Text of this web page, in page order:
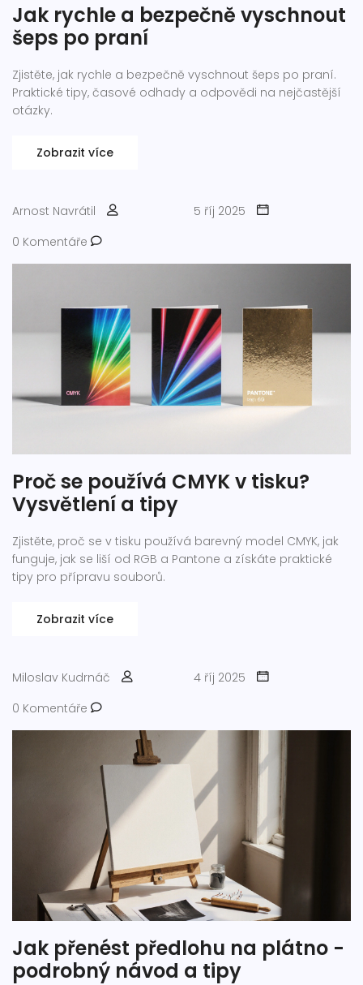
Jak rychle a bezpečně vyschnout
šeps po praní
Zjistěte, jak rychle a bezpečně vyschnout šeps po praní.
Praktické tipy, časové odhady a odpovědi na nejčastější
otázky.
Zobrazit více
Arnost Navrátil
5 říj 2025
0 Komentáře
Proč se používá CMYK v tisku?
Vysvětlení a tipy
Zjistěte, proč se v tisku používá barevný model CMYK, jak
funguje, jak se liší od RGB a Pantone a získáte praktické
tipy pro přípravu souborů.
Zobrazit více
Miloslav Kudrnáč
4 říj 2025
0 Komentáře
Jak přenést předlohu na plátno -
podrobný návod a tipy